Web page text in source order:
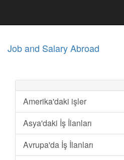
Job and Salary Abroad
Amerika'daki işler
Asya'daki İş İlanları
Avrupa'da İş İlanları